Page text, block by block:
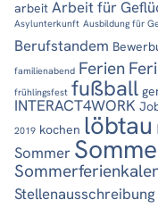
arbeit Arbeit für
Asylunterkunft Ausbildung für
Berufstandem
familienabend Ferien
frühlingsfest fußball
INTERACT4WORK
2019 kochen löbtau
Sommer
Stellenausschreibung